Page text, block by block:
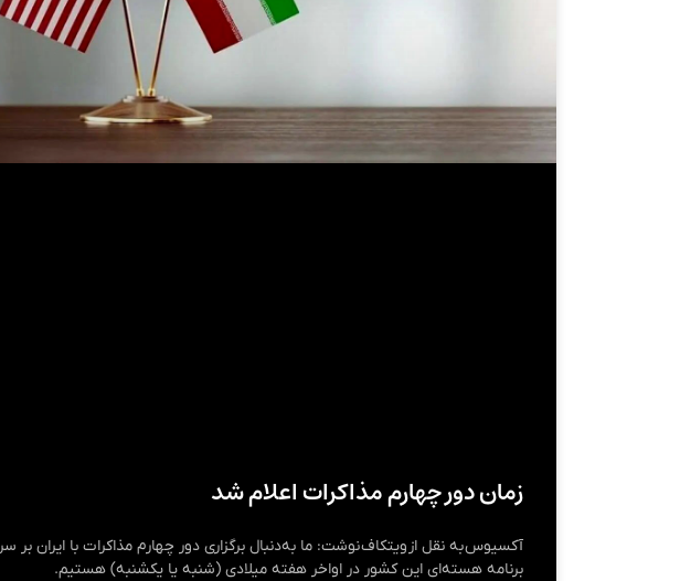
زمان دور چهارم مذاکرات اعلام شد
آکسیوس به نقل از ویتکاف نوشت: ما به‌دنبال برگزاری دور چهارم مذاکرات با ایران بر سر
برنامه هسته‌ای این کشور در اواخر هفته میلادی (شنبه یا یکشنبه) هستیم.